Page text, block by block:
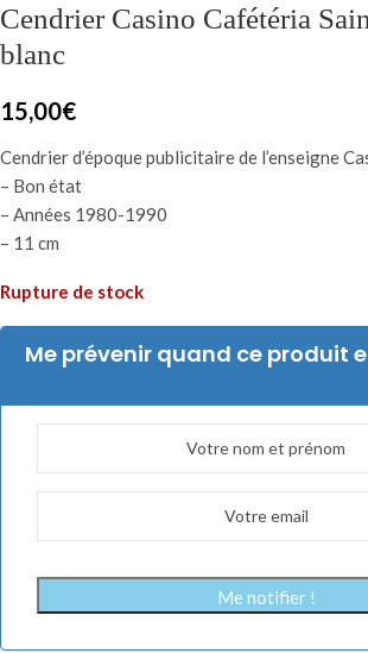
Cendrier Casino Cafétéria
blanc
15,00€
Cendrier d’époque publicitaire de l’enseigne
– Bon état
– Années 1980-1990
– 11 cm
Rupture de stock
Me prévenir quand ce produit
Me notifier !